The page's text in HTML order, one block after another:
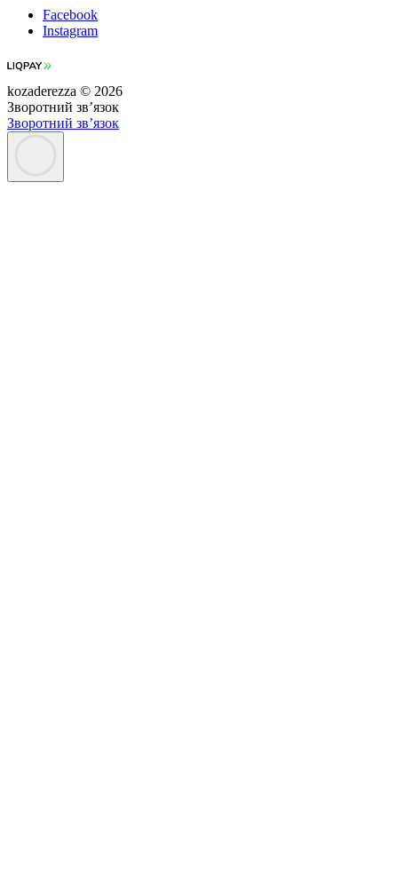
Facebook
Instagram
kozaderezza © 2026
Зворотний зв’язок
Зворотний зв’язок